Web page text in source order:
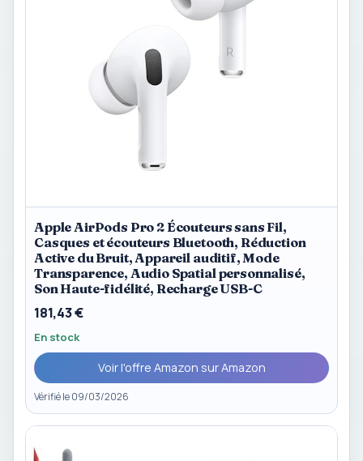
Apple AirPods Pro 2 Écouteurs sans Fil,
Casques et écouteurs Bluetooth, Réduction
Active du Bruit, Appareil auditif, Mode
Transparence, Audio Spatial personnalisé,
Son Haute-fidélité, Recharge USB-C
181,43 €
En stock
Voir l'offre Amazon sur Amazon
Vérifié le 09/03/2026